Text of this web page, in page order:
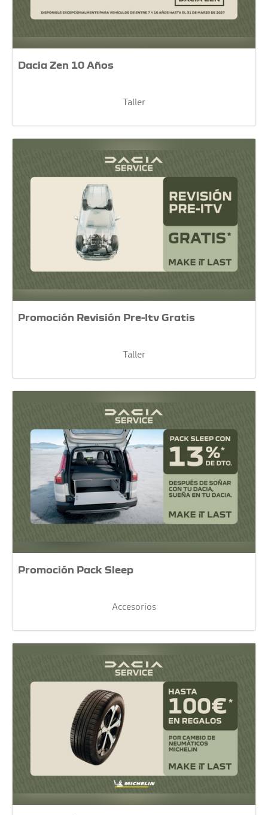
Dacia Zen 10 Años
Taller
Promoción Revisión Pre-Itv Gratis
Taller
Promoción Pack Sleep
Accesorios